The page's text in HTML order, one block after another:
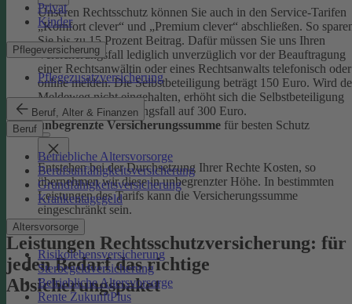
Privat
Kinder
Pflegeversicherung
Pflegezusatzversicherung
Beruf, Alter & Finanzen
Beruf
Betriebliche Altersvorsorge
Berufsunfähigkeitsversicherung
Grundfähigkeitsversicherung
Krankentagegeld
Altersvorsorge
Risikolebensversicherung
Sterbegeldversicherung
Betriebliche Altersvorsorge
Rente ZukunftPlus
Unseren Rechtsschutz können Sie auch in den Service-Tarifen
„Komfort clever“ und „Premium clever“ abschließen. So
Sie bis zu 15 Prozent Beitrag. Dafür müssen Sie uns Ihren
Versicherungsfall lediglich unverzüglich vor der Beauftragung
einer Rechtsanwältin oder eines Rechtsanwalts telefonisch oder
online melden. Die Selbstbeteiligung beträgt 150 Euro. Wird
Meldeweg nicht eingehalten, erhöht sich die Selbstbeteiligung
für diesen Versicherungsfall auf 300 Euro.
unbegrenzte Versicherungssumme für besten Schutz
Entstehen bei der Durchsetzung Ihrer Rechte Kosten, so
übernehmen wir diese in unbegrenzter Höhe. In bestimmten
Leistungen des Tarifs kann die Versicherungssumme
eingeschränkt sein.
Leistungen Rechtsschutzversicherung: für
jeden Bedarf das richtige
Absicherungspaket